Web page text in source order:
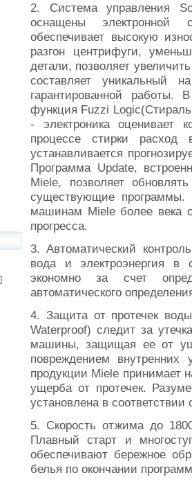
2. Система управления
оснащены электронной
обеспечивает высокую
разгон центрифуги,
детали, позволяет
составляет уникальный
гарантированной работы.
функция Fuzzi
- электроника оценивает
процессе стирки
устанавливается
Программа Update,
Miele, позволяет
существующие программы.
машинам Miele более века
прогресса.
3. Автоматический
вода и электроэнергия в
экономно за счет
автоматического
4. Защита от протечек
Waterproof) следит за
машины, защищая ее от
повреждением внутренних
продукции Miele принимает
ущерба от протечек.
установлена в
5. Скорость отжима до
Плавный старт и
обеспечивают бережное
белья по окончании